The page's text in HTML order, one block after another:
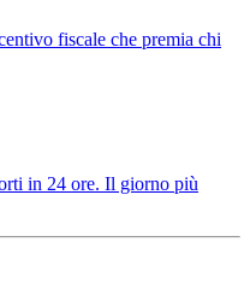
fiscale che premia chi
in 24 ore. Il giorno più